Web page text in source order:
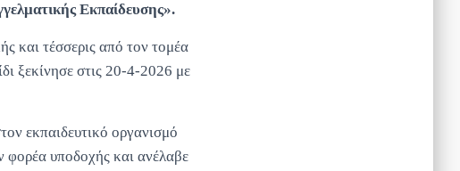
Εκπαίδευσης».
και τέσσερις από τον τομέα
ξεκίνησε στις 20-4-2026 με
εκπαιδευτικό οργανισμό
υποδοχής και ανέλαβε